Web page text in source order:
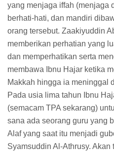
yang menjaga iffah (menjaga
berhati-hati, dan mandiri
orang tersebut. Zaakiyuddin
memberikan perhatian yang
dan memperhatikan serta
membawa Ibnu Hajar ketika
Makkah hingga ia meninggal
Pada usia lima tahun Ibnu
(semacam TPA sekarang)
sana ada seorang guru yang
Alaf yang saat itu menjadi
Syamsuddin Al-Athrusy.